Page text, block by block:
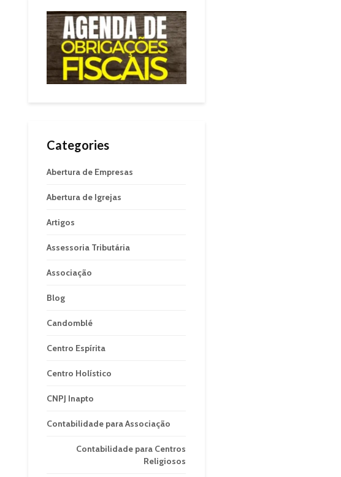
Categories
Abertura de Empresas
Abertura de Igrejas
Artigos
Assessoria Tributária
Associação
Blog
Candomblé
Centro Espírita
Centro Holístico
CNPJ Inapto
Contabilidade para Associação
Contabilidade para Centros
Religiosos